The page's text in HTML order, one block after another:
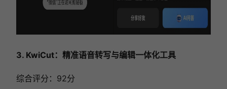
3. KwiCut：精准语音转写与编辑一体化工具
综合评分：92分